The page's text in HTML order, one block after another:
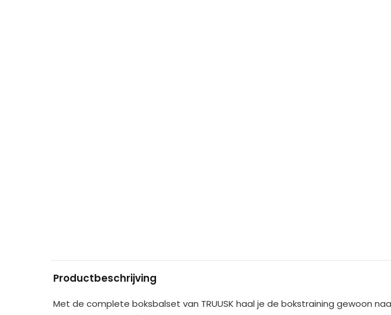
Productbeschrijving
Met de complete boksbalset van TRUUSK haal je de bokstraining gewoon